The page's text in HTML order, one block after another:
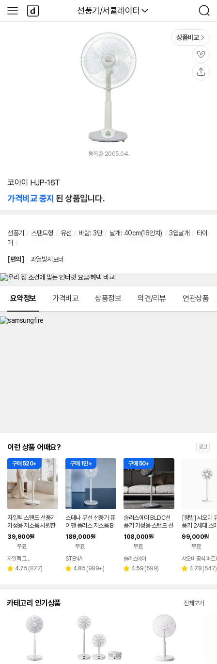
다나와
선풍기/서큘레이터
검
색
사
이
다
나
와
상품비교
관
심
등록월 2005.04.
코아이 HJP-16T
가격비교 중지 된 상품입니다.
선풍기 / 스탠드형 / 유선 / 바람: 3단 / 날개: 40cm(16인치) / 3엽날개 / 타이
머 /
[편의] 과열방지모터
요약정보 가격비교 상품정보 의견/리뷰 연관상품
이런 상품 어때요? 광고
구매 520+
자일렉 스탠드 선풍기
가정용 저소음 시원한
사무실 리모컨 써큘레
이터 ZL-224RC
39,900원
무료
페이
자일렉 코리아
별 4.75 리
(877)
구매 1만+
스테나 무선 선풍기 퓨
어팬 플러스 저소음 B
LDC 가정용 아기 신생
아
189,000원
무료
STENA
별 4.85 리
(999+)
구매 50+
솔러스에어 BLDC선
풍기 가정용 스탠드 선
풍기 사무실 무소음
108,000원
무료
페이
솔러스에어
별 4.59 리
(599)
[정발] 샤오미
풍기 2세대 스
연동 100단계
절 저소음
99,000원
무료
샤오미 공식 파
별 4.78 리
(547)
카테고리 인기상품 전체보기